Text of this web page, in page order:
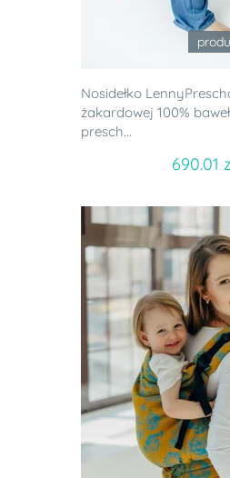
Nosidełko
żakardowej 100%
presch...
690.01